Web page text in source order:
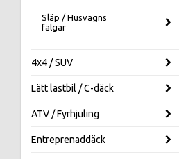
Släp / Husvagns
fälgar
4x4 / SUV
Lätt lastbil / C-däck
ATV / Fyrhjuling
Entreprenaddäck